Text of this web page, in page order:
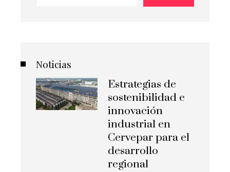
Noticias
Estrategias de
sostenibilidad e
innovación
industrial en
Cervepar para el
desarrollo
regional